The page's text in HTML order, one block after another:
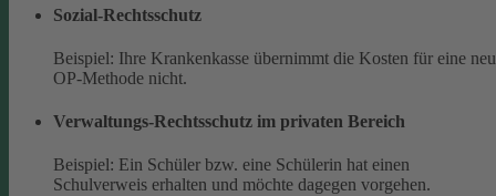
Sozial-Rechtsschutz
Beispiel: Ihre Krankenkasse übernimmt die Kosten für eine
OP-Methode nicht.
Verwaltungs-Rechtsschutz im privaten Bereich
Beispiel: Ein Schüler bzw. eine Schülerin hat einen
Schulverweis erhalten und möchte dagegen vorgehen.